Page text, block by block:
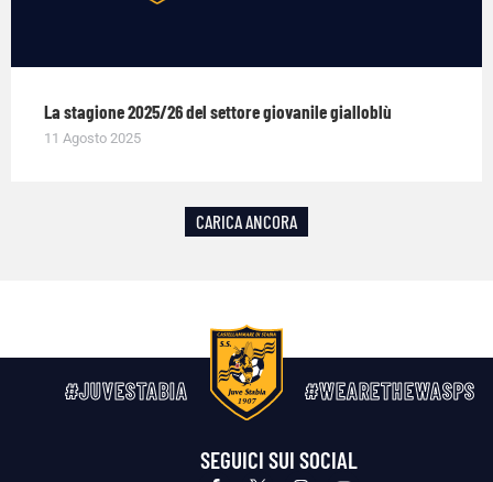
La stagione 2025/26 del settore giovanile gialloblù
11 Agosto 2025
CARICA ANCORA
#JUVESTABIA #WEARETHEWASPS
SEGUICI SUI SOCIAL